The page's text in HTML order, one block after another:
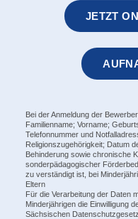
JETZT
Bei der Anmeldung der
Familienname; Vorname;
Telefonnummer und
Religionszugehörigkeit; Datum
Behinderung sowie chronische
sonderpädagogischer
zu verständigt ist, bei
Eltern
Für die Verarbeitung der Daten
Minderjährigen die Einwilligung
Sächsischen